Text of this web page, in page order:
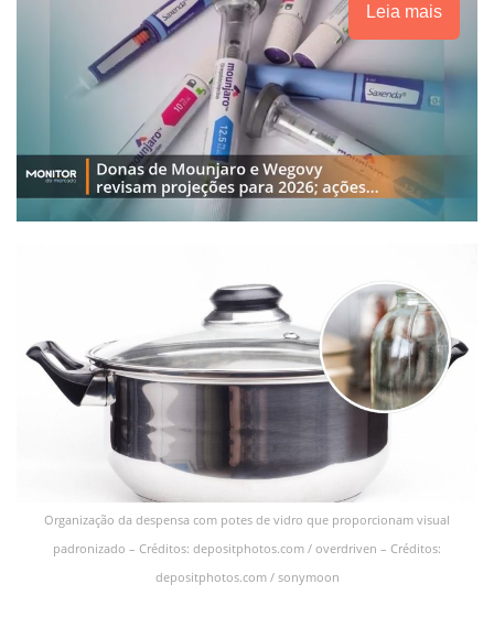
Leia mais
Organização da despensa com potes de vidro que proporcionam visual
padronizado – Créditos: depositphotos.com / overdriven – Créditos:
depositphotos.com / sonymoon